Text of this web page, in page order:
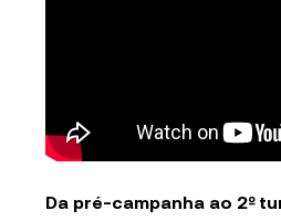
Da pré-campanha ao 2º